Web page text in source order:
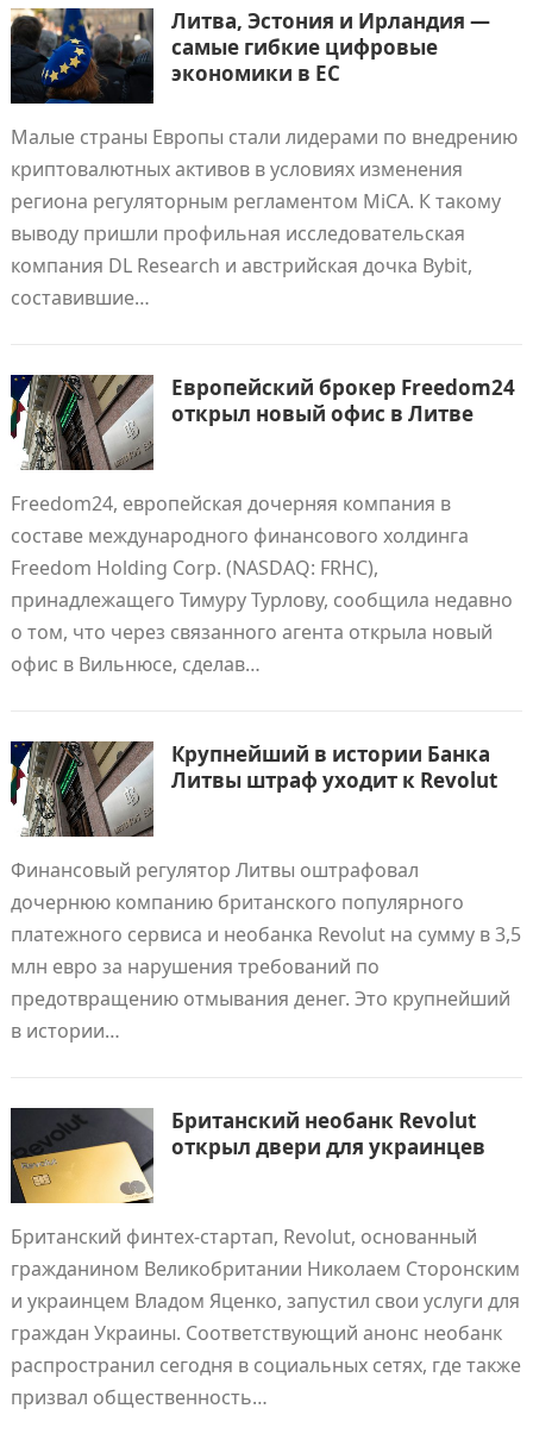
Литва, Эстония и Ирландия —
самые гибкие цифровые
экономики в ЕС
Малые страны Европы стали лидерами по внедрению
криптовалютных активов в условиях изменения
региона регуляторным регламентом MiCA. К такому
выводу пришли профильная исследовательская
компания DL Research и австрийская дочка Bybit,
составившие…
Европейский брокер Freedom24
открыл новый офис в Литве
Freedom24, европейская дочерняя компания в
составе международного финансового холдинга
Freedom Holding Corp. (NASDAQ: FRHC),
принадлежащего Тимуру Турлову, сообщила недавно
о том, что через связанного агента открыла новый
офис в Вильнюсе, сделав…
Крупнейший в истории Банка
Литвы штраф уходит к Revolut
Финансовый регулятор Литвы оштрафовал
дочернюю компанию британского популярного
платежного сервиса и необанка Revolut на сумму в 3,5
млн евро за нарушения требований по
предотвращению отмывания денег. Это крупнейший
в истории…
Британский необанк Revolut
открыл двери для украинцев
Британский финтех-стартап, Revolut, основанный
гражданином Великобритании Николаем Сторонским
и украинцем Владом Яценко, запустил свои услуги для
граждан Украины. Соответствующий анонс необанк
распространил сегодня в социальных сетях, где также
призвал общественность…